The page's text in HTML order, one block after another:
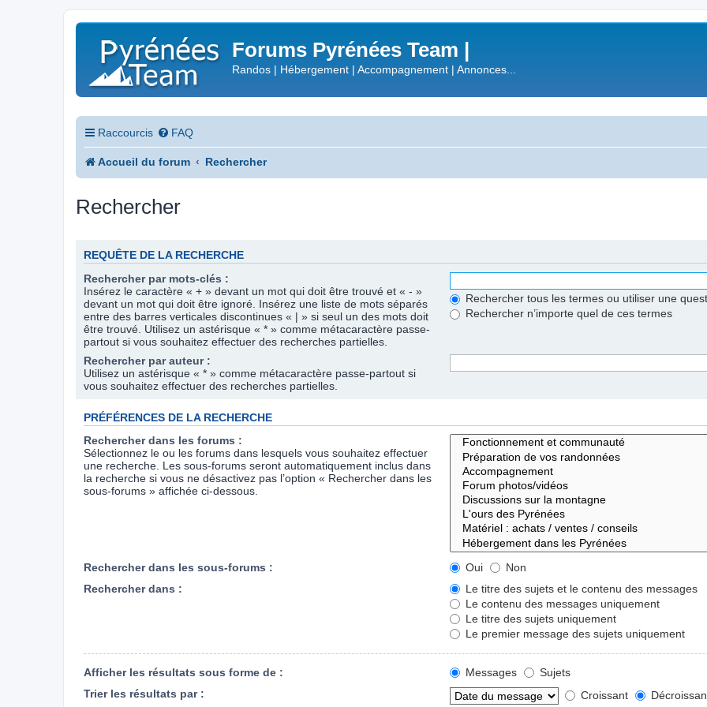
Forums Pyrénées Team |
Randos | Hébergement | Accompagnement | Annonces...
Raccourcis FAQ
Accueil du forum Rechercher
Rechercher
REQUÊTE DE LA RECHERCHE
Rechercher par mots-clés :
Insérez le caractère « + » devant un mot qui doit être trouvé et « - »
devant un mot qui doit être ignoré. Insérez une liste de mots séparés
entre des barres verticales discontinues « | » si seul un des mots doit
être trouvé. Utilisez un astérisque « * » comme métacaractère passe-
partout si vous souhaitez effectuer des recherches partielles.
Rechercher tous les termes ou utiliser une
Rechercher n’importe quel de ces termes
Rechercher par auteur :
Utilisez un astérisque « * » comme métacaractère passe-partout si
vous souhaitez effectuer des recherches partielles.
PRÉFÉRENCES DE LA RECHERCHE
Rechercher dans les forums :
Sélectionnez le ou les forums dans lesquels vous souhaitez effectuer
une recherche. Les sous-forums seront automatiquement inclus dans
la recherche si vous ne désactivez pas l’option « Rechercher dans les
sous-forums » affichée ci-dessous.
Rechercher dans les sous-forums : Oui
Non
Rechercher dans :
Le titre des sujets et le contenu des messages
Le contenu des messages uniquement
Le titre des sujets uniquement
Le premier message des sujets uniquement
Afficher les résultats sous forme de : Messages
Sujets
Trier les résultats par :
Croissant